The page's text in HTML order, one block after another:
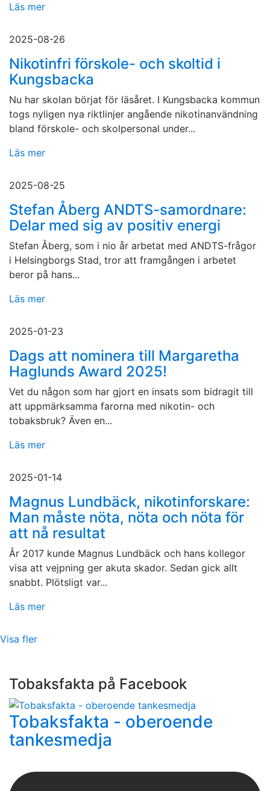
Läs mer
2025-08-26
Nikotinfri förskole- och skoltid i
Kungsbacka
Nu har skolan börjat för läsåret. I Kungsbacka kommun
togs nyligen nya riktlinjer angående nikotinanvändning
bland förskole- och skolpersonal under...
Läs mer
2025-08-25
Stefan Åberg ANDTS-samordnare:
Delar med sig av positiv energi
Stefan Åberg, som i nio år arbetat med ANDTS-frågor
i Helsingborgs Stad, tror att framgången i arbetet
beror på hans...
Läs mer
2025-01-23
Dags att nominera till Margaretha
Haglunds Award 2025!
Vet du någon som har gjort en insats som bidragit till
att uppmärksamma farorna med nikotin- och
tobaksbruk? Även en...
Läs mer
2025-01-14
Magnus Lundbäck, nikotinforskare:
Man måste nöta, nöta och nöta för
att nå resultat
År 2017 kunde Magnus Lundbäck och hans kollegor
visa att vejpning ger akuta skador. Sedan gick allt
snabbt. Plötsligt var...
Läs mer
Visa fler
Tobaksfakta på Facebook
Tobaksfakta - oberoende
tankesmedja